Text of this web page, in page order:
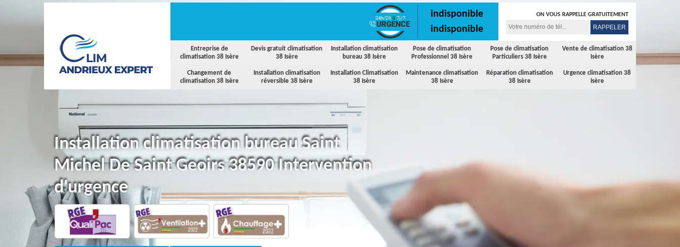
Entreprise de
climatisation 38 Isère
Devis gratuit climatisation
38 Isère
Installation climatisation
bureau 38 Isère
Pose de climatisation
Professionnel 38 Isère
Pose de climatisation
Particuliers 38 Isère
Vente de climatisation 38
Isère
Changement de
climatisation 38 Isère
Installation climatisation
réversible 38 Isère
Installation Climatisation
38 Isère
Maintenance climatisation
38 Isère
Réparation climatisation
38 Isère
Urgence climatisation 38
Isère
indisponible
indisponible
ON VOUS RAPPELLE GRATUITEMENT
Installation climatisation bureau Saint
Michel De Saint Geoirs 38590 Intervention
d'urgence